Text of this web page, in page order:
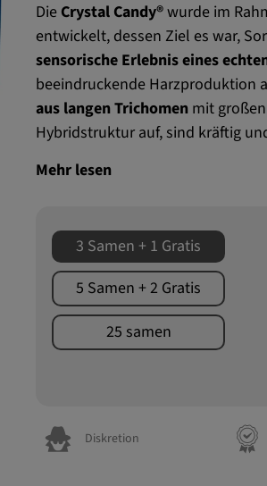
Die Crystal Candy®wurde im
entwickelt, dessen Ziel es war,
sensorische Erlebnis eines
beeindruckende Harzproduktion
aus langen Trichomen mit
Hybridstruktur auf, sind kräftig
Mehr lesen
3 Samen + 1 Gratis
5 Samen + 2 Gratis
25 samen
Diskretion